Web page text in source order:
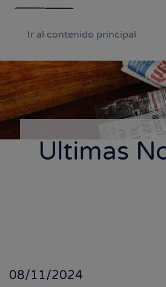
Ir al contenido principal
Ultimas
08/11/2024